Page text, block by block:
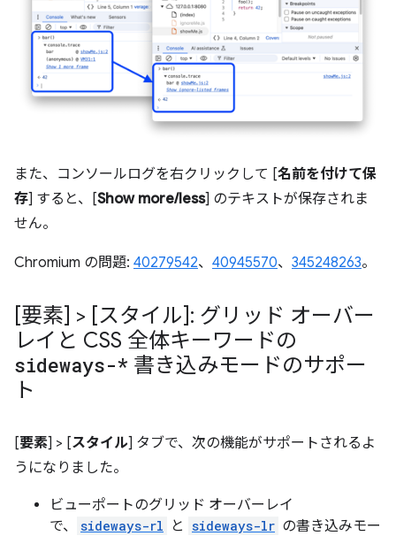
また、コンソールログを右クリックして [名前を付けて保
存] すると、[Show more/less] のテキストが保存されま
せん。
Chromium の問題: 40279542、 40945570、 345248263。
[要素] > [スタイル]: グリッド オーバー
レイと CSS 全体キーワードの
sideways-* 書き込みモードのサポー
ト
[要素] > [スタイル] タブで、次の機能がサポートされるよ
うになりました。
ビューポートのグリッド オーバーレイ
で、
sideways-rl と sideways-lr の書き込みモー